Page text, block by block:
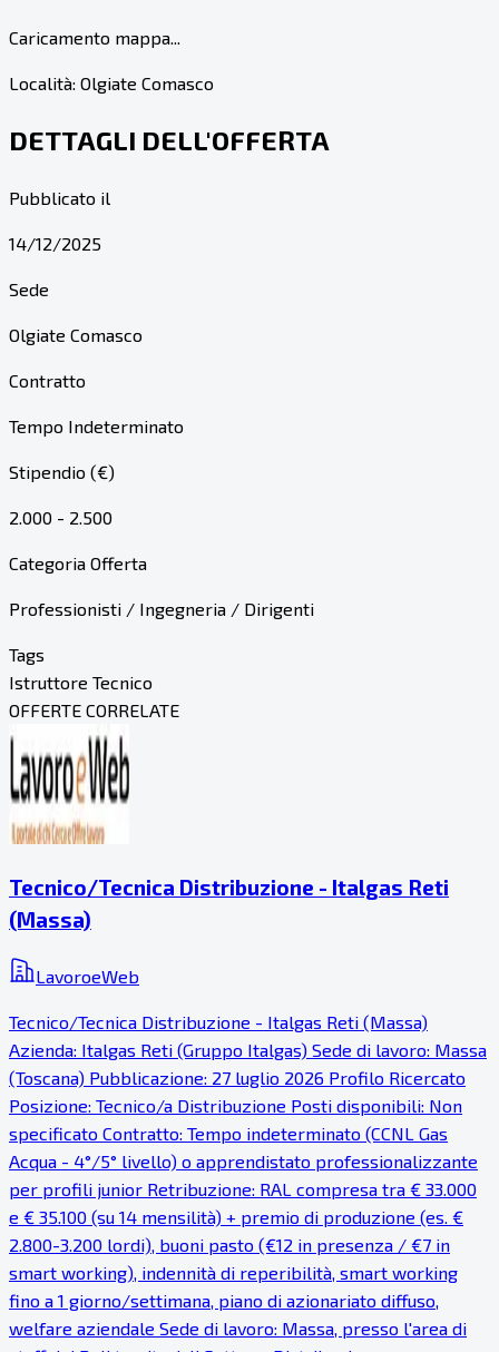
Caricamento mappa...
Località: Olgiate Comasco
DETTAGLI DELL'OFFERTA
Pubblicato il
14/12/2025
Sede
Olgiate Comasco
Contratto
Tempo Indeterminato
Stipendio (€)
2.000 - 2.500
Categoria Offerta
Professionisti / Ingegneria / Dirigenti
Tags
Istruttore Tecnico
OFFERTE CORRELATE
Tecnico/Tecnica Distribuzione - Italgas Reti
(Massa)
LavoroeWeb
Tecnico/Tecnica Distribuzione - Italgas Reti (Massa)
Azienda: Italgas Reti (Gruppo Italgas) Sede di lavoro: Massa
(Toscana) Pubblicazione: 27 luglio 2026 Profilo Ricercato
Posizione: Tecnico/a Distribuzione Posti disponibili: Non
specificato Contratto: Tempo indeterminato (CCNL Gas
Acqua - 4°/5° livello) o apprendistato professionalizzante
per profili junior Retribuzione: RAL compresa tra € 33.000
e € 35.100 (su 14 mensilità) + premio di produzione (es. €
2.800-3.200 lordi), buoni pasto (€12 in presenza / €7 in
smart working), indennità di reperibilità, smart working
fino a 1 giorno/settimana, piano di azionariato diffuso,
welfare aziendale Sede di lavoro: Massa, presso l'area di